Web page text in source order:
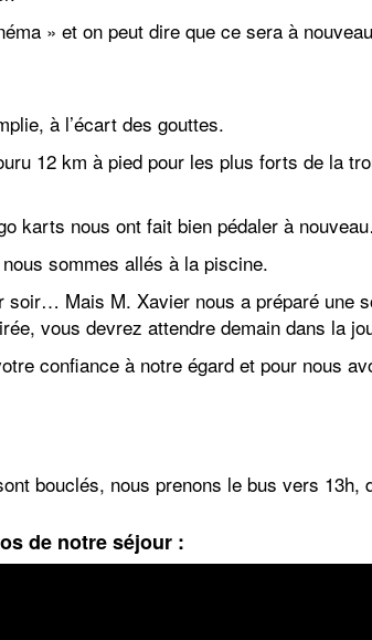
» et on peut dire que ce sera à
à l’écart des gouttes.
12 km à pied pour les plus forts de la
karts nous ont fait bien pédaler à
sommes allés à la piscine.
soir… Mais M. Xavier nous a préparé une
vous devrez attendre demain dans la
confiance à notre égard et pour nous
bouclés, nous prenons le bus vers 13h,
de notre séjour :